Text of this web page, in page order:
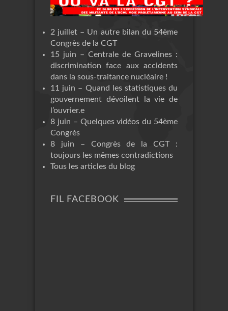
2 juillet – Un autre bilan du 54ème
Congrès de la CGT
15 juin – Centrale de Gravelines :
discrimination face aux accidents
dans la sous-traitance nucléaire !
11 juin – Quand les statistiques du
gouvernement dévoilent la vie de
l’ouvrier.e
8 juin – Quelques vidéos du 54ème
Congrès
8 juin – Congrès de la CGT :
toujours les mêmes contradictions
Tous les articles du blog
FIL FACEBOOK